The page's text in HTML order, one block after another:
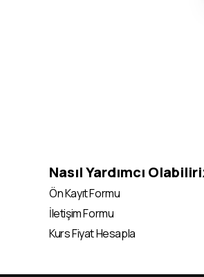
Nasıl Yardımcı
Ön Kayıt Formu
İletişim Formu
Kurs Fiyat Hesapla